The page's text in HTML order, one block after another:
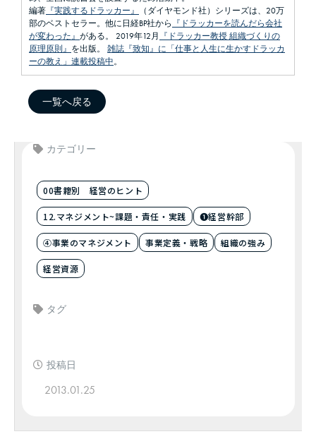
編著 『実践するドラッカー』
（ダイヤモンド社）シリーズは、20万
部のベストセラー。他に日経BP社から 『ドラッカーを読んだら会社
が変わった』 がある。 2019年12月 『ドラッカー教授 組織づくりの
原理原則』 を出版。 雑誌『致知』に「仕事と人生に生かすドラッカ
ーの教え」連載投稿中。
一覧へ戻る
カテゴリー
00書籍別 経営のヒント
12.マネジメント~課題・責任・実践 ❶経営幹部
④事業のマネジメント 事業定義・戦略 組織の強み
経営資源
タグ
投稿日
2013.01.25